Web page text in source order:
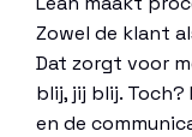
Zowel de klant
Dat zorgt voor
blij, jij blij.
en de